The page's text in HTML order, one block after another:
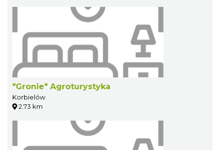
"Gronie" Agroturystyka
Korbielów
2.73 km